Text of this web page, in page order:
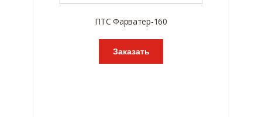
ПТС Фарватер-160
Заказать